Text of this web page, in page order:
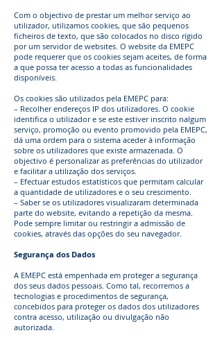
Com o objectivo de prestar um melhor serviço ao
utilizador, utilizamos cookies, que são pequenos
ficheiros de texto, que são colocados no disco rígido
por um servidor de websites. O website da EMEPC
pode requerer que os cookies sejam aceites, de forma
a que possa ter acesso a todas as funcionalidades
disponíveis.
Os cookies são utilizados pela EMEPC para:
– Recolher endereços IP dos utilizadores. O cookie
identifica o utilizador e se este estiver inscrito nalgum
serviço, promoção ou evento promovido pela EMEPC,
dá uma ordem para o sistema aceder à informação
sobre os utilizadores que existe armazenada. O
objectivo é personalizar as preferências do utilizador
e facilitar a utilização dos serviços.
– Efectuar estudos estatísticos que permitam calcular
a quantidade de utilizadores e o seu crescimento.
– Saber se os utilizadores visualizaram determinada
parte do website, evitando a repetição da mesma.
Pode sempre limitar ou restringir a admissão de
cookies, através das opções do seu navegador.
Segurança dos Dados
A EMEPC está empenhada em proteger a segurança
dos seus dados pessoais. Como tal, recorremos a
tecnologias e procedimentos de segurança,
concebidos para proteger os dados dos utilizadores
contra acesso, utilização ou divulgação não
autorizada.